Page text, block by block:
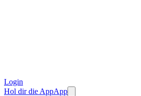
Login
Hol dir die AppApp